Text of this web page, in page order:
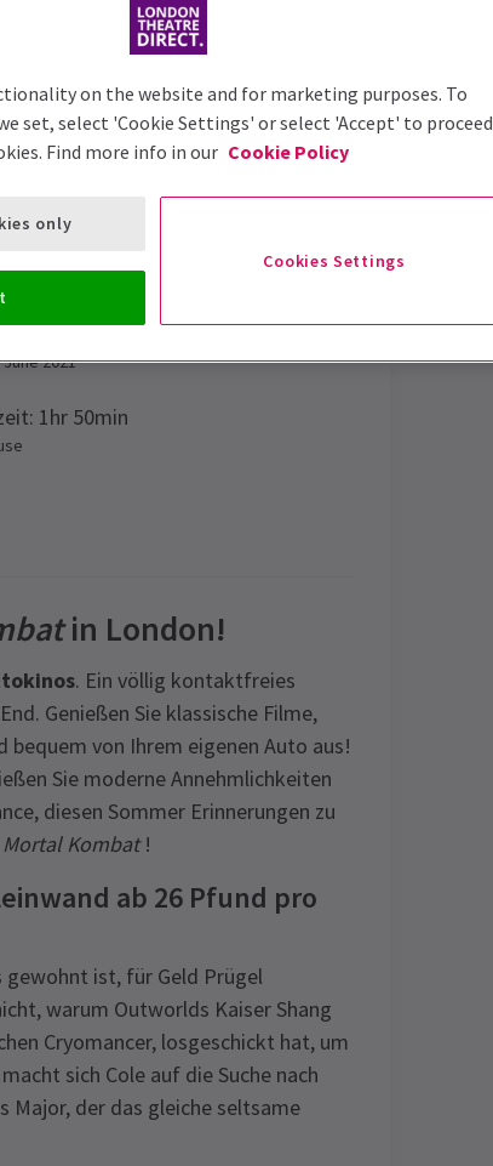
June 2021
1hr 50min
in London!
. Ein völlig kontaktfreies
Genießen Sie klassische Filme,
von Ihrem eigenen Auto aus!
Sie moderne Annehmlichkeiten
diesen Sommer Erinnerungen zu
Mortal Kombat!
ab 26 Pfund pro
ist, für Geld Prügel
warum Outworlds Kaiser Shang
Cryomancer, losgeschickt hat, um
sich Cole auf die Suche nach
Major, der das gleiche seltsame
on the website and for marketing purposes. To
set, select 'Cookie Settings' or select 'Accept' to proceed
Find more info in our Cookie Policy
Cookies Settings
only